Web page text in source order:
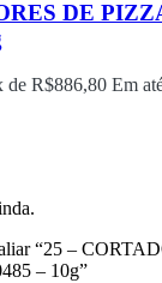
DE
de R$886,80 Em
“25 –
– 10g”